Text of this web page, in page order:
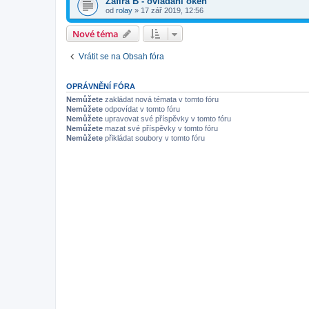
od rolay » 17 zář 2019, 12:56
Nové téma
Vrátit se na Obsah fóra
OPRÁVNĚNÍ FÓRA
Nemůžete zakládat nová témata v tomto fóru
Nemůžete odpovídat v tomto fóru
Nemůžete upravovat své příspěvky v tomto fóru
Nemůžete mazat své příspěvky v tomto fóru
Nemůžete přikládat soubory v tomto fóru